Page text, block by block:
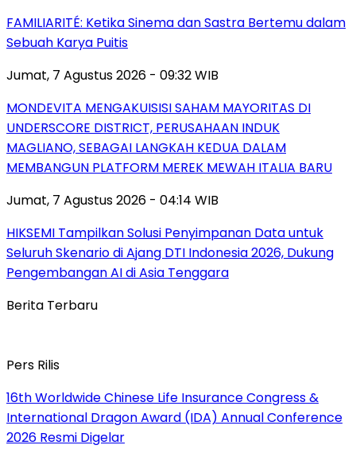
FAMILIARITÉ: Ketika Sinema dan Sastra Bertemu dalam
Sebuah Karya Puitis
Jumat, 7 Agustus 2026 - 09:32 WIB
MONDEVITA MENGAKUISISI SAHAM MAYORITAS DI
UNDERSCORE DISTRICT, PERUSAHAAN INDUK
MAGLIANO, SEBAGAI LANGKAH KEDUA DALAM
MEMBANGUN PLATFORM MEREK MEWAH ITALIA BARU
Jumat, 7 Agustus 2026 - 04:14 WIB
HIKSEMI Tampilkan Solusi Penyimpanan Data untuk
Seluruh Skenario di Ajang DTI Indonesia 2026, Dukung
Pengembangan AI di Asia Tenggara
Berita Terbaru
Pers Rilis
16th Worldwide Chinese Life Insurance Congress &
International Dragon Award (IDA) Annual Conference
2026 Resmi Digelar